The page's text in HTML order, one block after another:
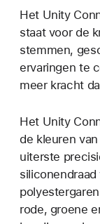
Het Unity
staat voor de
stemmen,
ervaringen te
meer kracht
Het Unity
de kleuren
uiterste
rode, groene